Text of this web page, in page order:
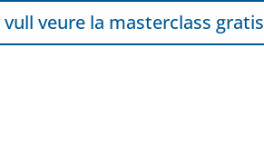
vull veure la masterclass gratis